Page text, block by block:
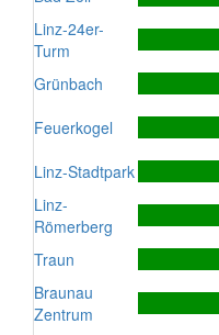
Linz-24er-
Turm
Grünbach
Feuerkogel
Linz-Stadtpark
Linz-
Römerberg
Traun
Braunau
Zentrum